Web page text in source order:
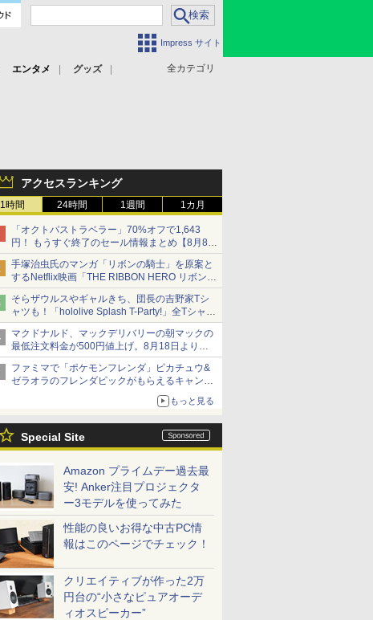
Impress サイト
全カテゴリ
エンタメ
グッズ
アクセスランキング
1時間 24時間 1週間 1カ月
「オクトパストラベラー」70%オフで1,643
円！ もうすぐ終了のセール情報まとめ【8月8日
更新】
ニンテンドーeショップでは「大神 絶景版」が
67%オフで990円
手塚治虫氏のマンガ「リボンの騎士」を原案と
するNetflix映画「THE RIBBON HERO リボンヒ
ーロー」本日配信開始
そらザウルスやギャルきち、団長の吉野家Tシ
ャツも！「hololive Splash T-Party!」全Tシャツ
ラインナップ公開＆オンライン販売開始
マクドナルド、マックデリバリーの朝マックの
最低注文料金が500円値上げ。8月18日より
1,500円から受付
ファミマで「ポケモンフレンダ」ピカチュウ&
ゼラオラのフレンダピックがもらえるキャンペ
もっと見る
Special Site
Amazon プライムデー過去最
安! Anker注目プロジェクタ
ー3モデルを使ってみた
性能の良いお得な中古PC情
報はこのページでチェック！
クリエイティブが作った2万
円台の“小さなピュアオーデ
ィオスピーカー”